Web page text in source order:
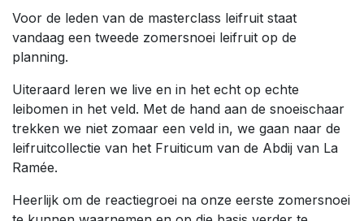
Voor de leden van de masterclass leifruit staat
vandaag een tweede zomersnoei leifruit op de
planning.
Uiteraard leren we live en in het echt op echte
leibomen in het veld. Met de hand aan de snoeischaar
trekken we niet zomaar een veld in, we gaan naar de
leifruitcollectie van het Fruiticum van de Abdij van La
Ramée.
Heerlijk om de reactiegroei na onze eerste zomersnoei